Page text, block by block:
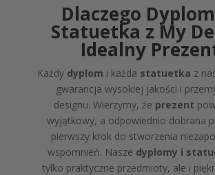
Dlaczego
Statuetka z My
Idealny
Każdy dyplom i każda statuetka z
gwarancja wysokiej jakości i
designu. Wierzymy, że prezent
wyjątkowy, a odpowiednio dobrana
pierwszy krok do stworzenia
wspomnień. Nasze dyplomy i
tylko praktyczne przedmioty, ale i